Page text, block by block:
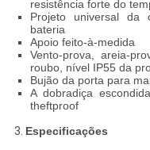
resistência forte do
Projeto universal da
bateria
Apoio feito-à-medida
Vento-prova, areia-
roubo, nível IP55 da
Bujão da porta para
A dobradiça
theftproof
3. Especificações